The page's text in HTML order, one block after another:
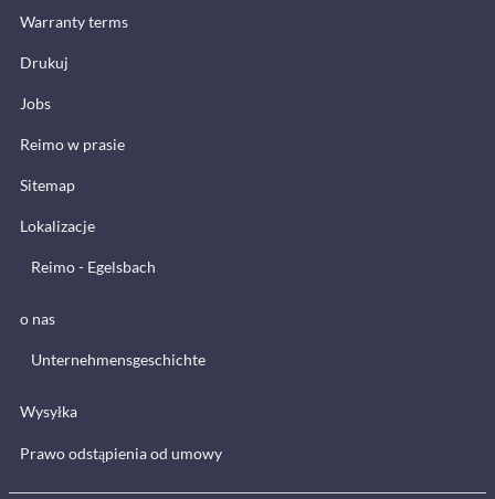
Warranty terms
Drukuj
Jobs
Reimo w prasie
Sitemap
Lokalizacje
Reimo - Egelsbach
o nas
Unternehmensgeschichte
Wysyłka
Prawo odstąpienia od umowy